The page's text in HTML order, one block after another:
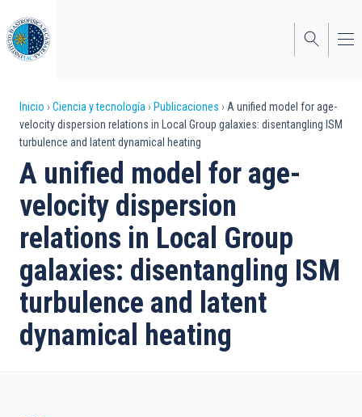
al
contenido
principal
Sobrescribir
enlaces
de
ayuda
a
la
navegación
Inicio Ciencia y tecnología Publicaciones
A unified model for age-
velocity dispersion relations in Local Group galaxies: disentangling ISM
turbulence and latent dynamical heating
A unified model for age-
velocity dispersion
relations in Local Group
galaxies: disentangling ISM
turbulence and latent
dynamical heating